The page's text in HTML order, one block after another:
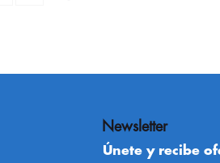
Newsletter
Únete y recibe